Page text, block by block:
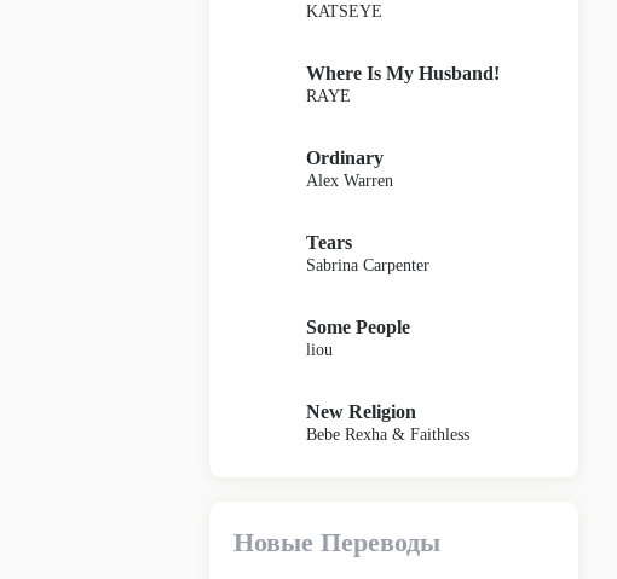
KATSEYE
Where Is My Husband!
RAYE
Ordinary
Alex Warren
Tears
Sabrina Carpenter
Some People
liou
New Religion
Bebe Rexha & Faithless
Новые Переводы